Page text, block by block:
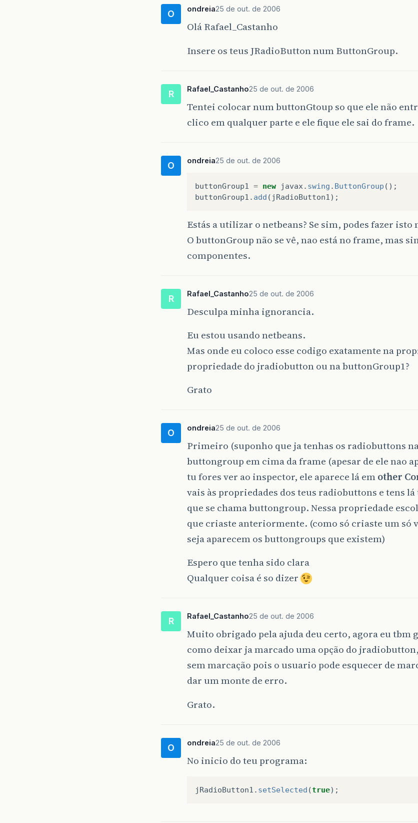
O ondreia25 de out. de 2006
Olá Rafael_Castanho
Insere os teus JRadioButton num ButtonGroup.
R Rafael_Castanho25 de out. de 2006
Tentei colocar num buttonGtoup so que ele não
clico em qualquer parte e ele fique ele sai do frame.
O ondreia25 de out. de 2006
buttonGroup1 = new javax . swing . ButtonGroup ();
buttonGroup1 . add ( jRadioButton1 );
Estás a utilizar o netbeans? Se sim, podes fazer isto
O buttonGroup não se vê, nao está no frame, mas
componentes.
R Rafael_Castanho25 de out. de 2006
Desculpa minha ignorancia.
Eu estou usando netbeans.
Mas onde eu coloco esse codigo exatamente na
propriedade do jradiobutton ou na buttonGroup1?
Grato
O ondreia25 de out. de 2006
Primeiro (suponho que ja tenhas os radiobuttons
buttongroup em cima da frame (apesar de ele nao
tu fores ver ao inspector, ele aparece lá emother
vais às propriedades dos teus radiobuttons e tens
que se chama buttongroup. Nessa propriedade
que criaste anteriormente. (como só criaste um só
seja aparecem os buttongroups que existem)
Espero que tenha sido clara
Qualquer coisa é so dizer
R Rafael_Castanho25 de out. de 2006
Muito obrigado pela ajuda deu certo, agora eu tbm
como deixar ja marcado uma opção do
sem marcação pois o usuario pode esquecer de
dar um monte de erro.
Grato.
O ondreia25 de out. de 2006
No inicio do teu programa:
jRadioButton1 . setSelected (true);